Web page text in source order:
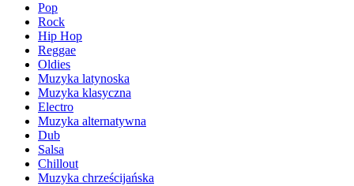
Pop
Rock
Hip Hop
Reggae
Oldies
Muzyka latynoska
Muzyka klasyczna
Electro
Muzyka alternatywna
Dub
Salsa
Chillout
Muzyka chrześcijańska